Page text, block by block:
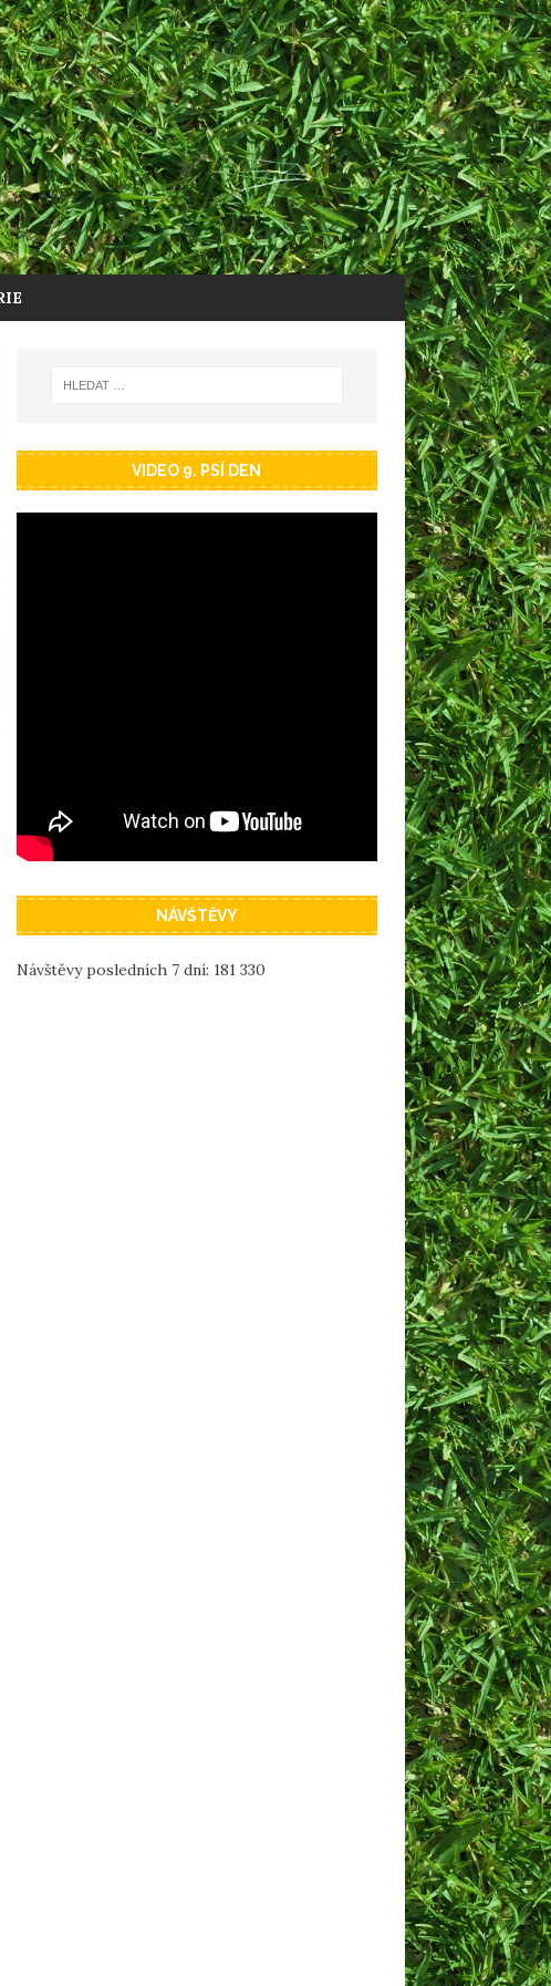
VIDEO 9. PSÍ DEN
NÁVŠTĚVY
Návštěvy posledních 7 dní: 181 330